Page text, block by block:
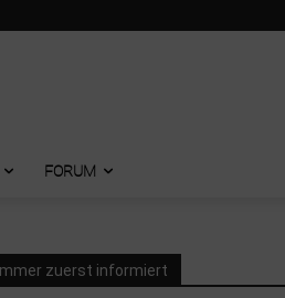
FORUM
Immer zuerst informiert